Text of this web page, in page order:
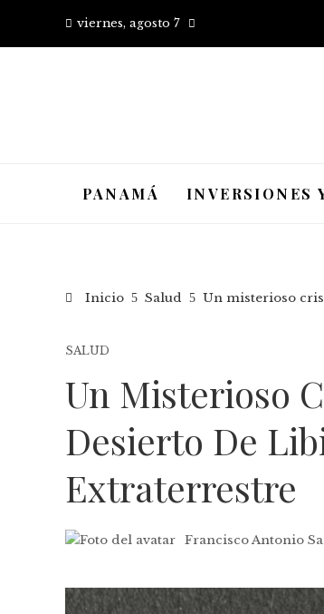
viernes, agosto 7
PANAMÁ INVERSIONES
Inicio Salud Un misterioso
SALUD
Un Misterioso
Desierto De
Extraterrestre
Francisco Antonio